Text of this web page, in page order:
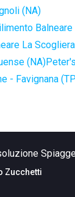
(NA)
La
(NA)
- Favignana
Zucchetti